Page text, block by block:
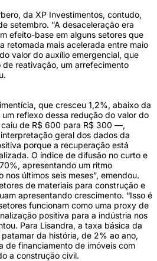
da XP Investimentos, contudo,
setembro. “A desaceleração era
efeito-base em alguns setores que
retomada mais acelerada entre maio
valor do auxílio emergencial, que
reativação, um arrefecimento
que cresceu 1,2%, abaixo da
reflexo dessa redução do valor do
de R$ 600 para R$ 300 ––,
geral dos dados da
porque a recuperação está
O índice de difusão no curto e
apresentando um ritmo
últimos seis meses”, emendou.
de materiais para construção e
apresentando crescimento. “Isso é
funcionam como uma proxy de
positiva para a indústria nos
Para Lisandra, a taxa básica da
da história, de 2% ao ano,
de financiamento de imóveis com
a construção civil.